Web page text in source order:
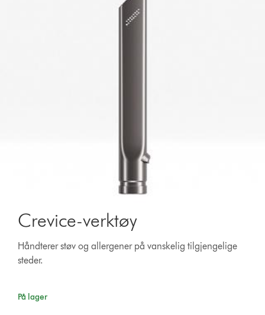
Crevice-verktøy
Håndterer støv og allergener på vanskelig tilgjengelige
steder.
På lager